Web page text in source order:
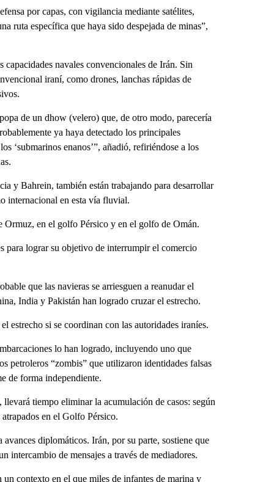
por capas, con vigilancia mediante satélites,
ruta específica que haya sido despejada de minas”,
navales convencionales de Irán. Sin
iraní, como drones, lanchas rápidas de
de un dhow (velero) que, de otro modo, parecería
ya haya detectado los principales
‘submarinos enanos’”, añadió, refiriéndose a los
y Bahrein, también están trabajando para desarrollar
internacional en esta vía fluvial.
Ormuz, en el golfo Pérsico y en el golfo de Omán.
para lograr su objetivo de interrumpir el comercio
que las navieras se arriesguen a reanudar el
India y Pakistán han logrado cruzar el estrecho.
estrecho si se coordinan con las autoridades iraníes.
lo han logrado, incluyendo uno que
petroleros “zombis” que utilizaron identidades falsas
de forma independiente.
tiempo eliminar la acumulación de casos: según
en el Golfo Pérsico.
diplomáticos. Irán, por su parte, sostiene que
intercambio de mensajes a través de mediadores.
contexto en el que miles de infantes de marina y